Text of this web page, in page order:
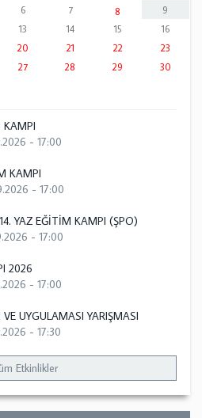
6 7 8
9
13 14 15
16
20 21 22
23
27 28 29
30
KAMPI
- 17:00
KAMPI
- 17:00
YAZ EĞİTİM KAMPI (ŞPO)
- 17:00
2026
- 17:00
UYGULAMASI YARIŞMASI
- 17:30
Etkinlikler